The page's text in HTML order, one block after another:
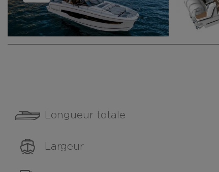
Longueur totale
Largeur